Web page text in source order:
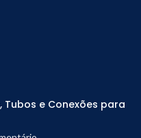
Tubos e Conexões para